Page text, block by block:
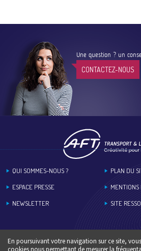
Une question ? un
CONTACTEZ-NOUS
QUI SOMMES-NOUS ?
ESPACE PRESSE
NEWSLETTER
PLAN DU
MENTIONS
SITE
En poursuivant votre navigation sur ce site,
cookies nous permettant de mesurer la